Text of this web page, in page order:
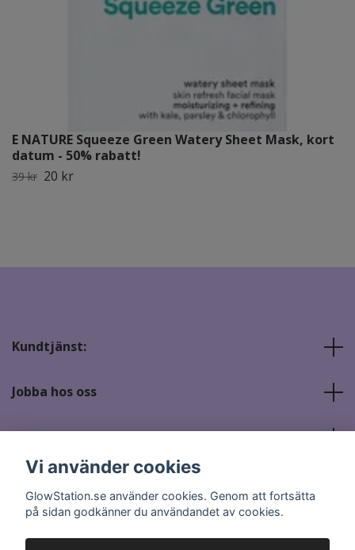
E NATURE Squeeze Green Watery Sheet Mask, kort
datum - 50% rabatt!
39 kr 20 kr
Kundtjänst:
Jobba hos oss
Sociala medier
Vi använder cookies
GlowStation.se använder cookies. Genom att fortsätta
på sidan godkänner du användandet av cookies.